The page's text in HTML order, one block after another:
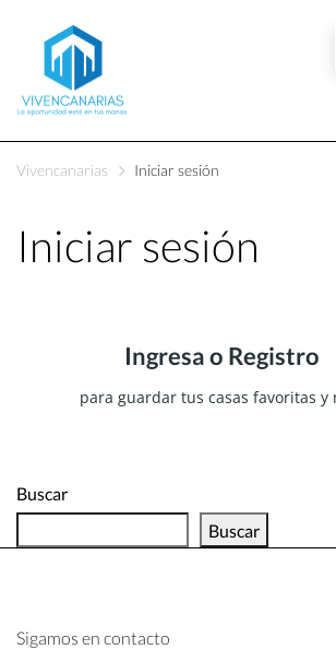
Vivencanarias Iniciar sesión
Iniciar sesión
Ingresa o Registro
para guardar tus casas favoritas y
Buscar
Buscar
Sigamos en contacto